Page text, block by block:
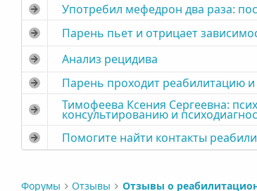
Употребил мефедрон два раза:
Парень пьет и отрицает
Анализ рецидива
Парень проходит реабилитацию
Тимофеева Ксения Сергеевна:
консультированию и
Помогите найти контакты
Форумы Отзывы